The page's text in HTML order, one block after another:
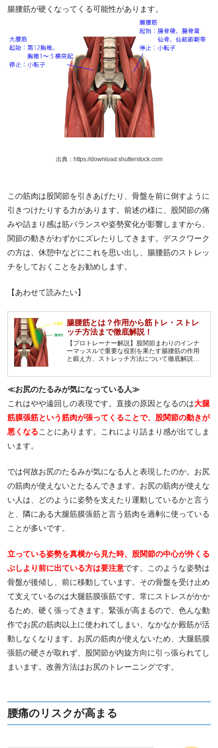
腸腰筋が硬くなってくる可能性があります。
出典：https://download.shutterstock.com
この筋肉は股関節を引きあげたり、骨盤を前に倒すように
引きつけたりする力があります。前述の様に、股関節の痛
みや詰まり感は筋バランスや姿勢変化が影響しますから、
関節の動きがわずかにズレたりしてきます。デスクワーク
の方は、休憩中などにこれを思い出し、腸腰筋のストレッ
チをしておくことをお勧めします。
【あわせて読みたい】
腸腰筋とは？作用から筋トレ・ストレ
ッチ方法まで徹底解説！
【プロトレーナー解説】股関節まわりのインナ
ーマッスルで重要な役割を果たす腸腰筋の作用
と鍛え方、ストレッチ方法について徹底解説し
≪お尻のたるみが気になっている人≫
これはやや遠回しの表現です。直接の原因となるのは大腿
筋膜張筋という筋肉が張ってくることで、股関節の動きが
悪くなることにあります。これにより詰まり感が出てしま
います。
では何故お尻のたるみが気になる人と表現したのか。お尻
の筋肉が使えないとたるんできます。お尻の筋肉が使えな
い人は、どのように姿勢を支えたり運動しているかと言う
と、隣にある大腿筋膜張筋と言う筋肉を過剰に使っている
ことが多いです。
立っている姿勢を真横から見た時、股関節の中心が外くる
ぶしより前に出ている方は要注意です。このような姿勢は
骨盤が後傾し、前に移動しています。その骨盤を受け止め
て支えているのは大腿筋膜張筋です。常にストレスがかか
るため、硬く張ってきます。緊張が高まるので、色んな動
作でお尻の筋肉以上に使われてしまい、なかなか殿筋が活
動しなくなります。お尻の筋肉が使えないため、大腿筋膜
張筋の硬さが取れず、股関節が内旋方向に引っ張られてし
まいます。改善方法はお尻のトレーニングです。
腰痛のリスクが高まる